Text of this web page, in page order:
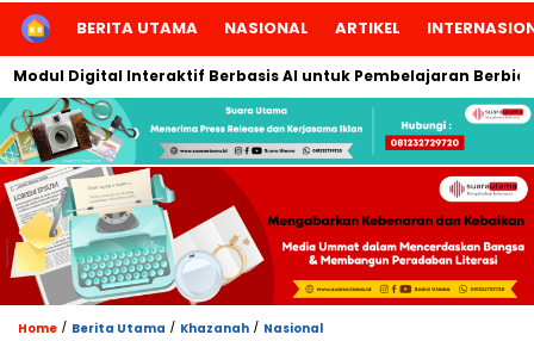
HOMEBERITA UTAMA NASIONAL ARTIKEL
Interaktif Berbasis AI untuk Pembelajaran Berbicara Bahasa
Home / Berita Utama / Khazanah / Nasional